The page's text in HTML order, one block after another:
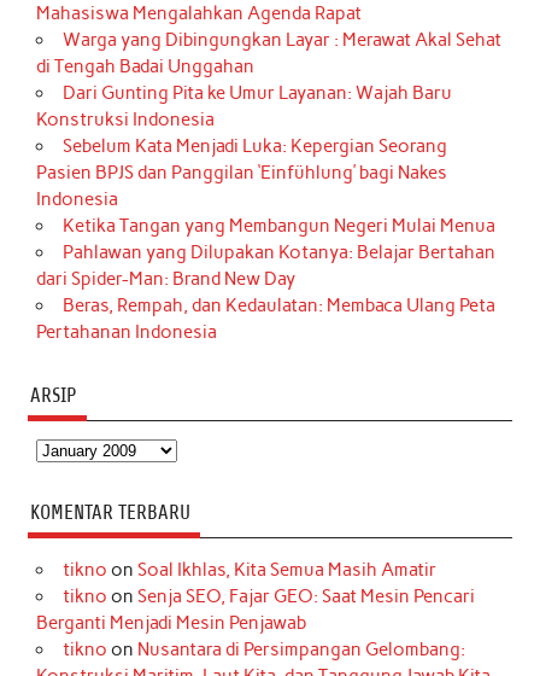
Mahasiswa Mengalahkan Agenda Rapat
Warga yang Dibingungkan Layar : Merawat Akal Sehat
di Tengah Badai Unggahan
Dari Gunting Pita ke Umur Layanan: Wajah Baru
Konstruksi Indonesia
Sebelum Kata Menjadi Luka: Kepergian Seorang
Pasien BPJS dan Panggilan ‘Einfühlung’ bagi Nakes
Indonesia
Ketika Tangan yang Membangun Negeri Mulai Menua
Pahlawan yang Dilupakan Kotanya: Belajar Bertahan
dari Spider-Man: Brand New Day
Beras, Rempah, dan Kedaulatan: Membaca Ulang Peta
Pertahanan Indonesia
ARSIP
Arsip
KOMENTAR TERBARU
tikno on Soal Ikhlas, Kita Semua Masih Amatir
tikno on Senja SEO, Fajar GEO: Saat Mesin Pencari
Berganti Menjadi Mesin Penjawab
tikno on Nusantara di Persimpangan Gelombang: